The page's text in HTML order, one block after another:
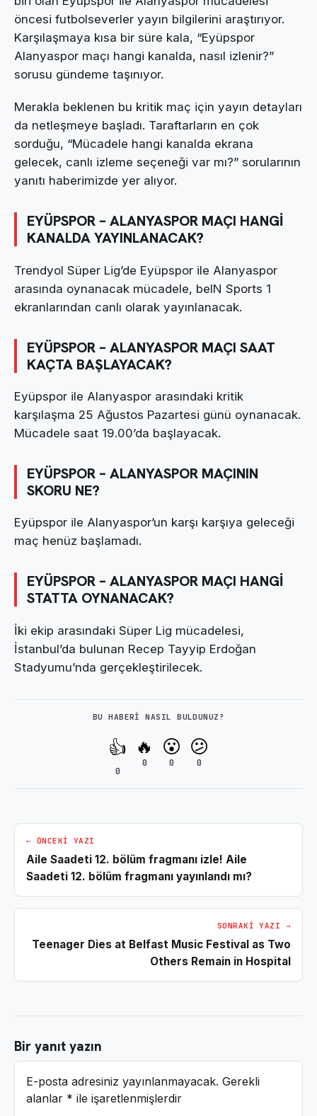
öncesi futbolseverler yayın bilgilerini araştırıyor.
Karşılaşmaya kısa bir süre kala, “Eyüpspor
Alanyaspor maçı hangi kanalda, nasıl izlenir?”
sorusu gündeme taşınıyor.
Merakla beklenen bu kritik maç için yayın detayları
da netleşmeye başladı. Taraftarların en çok
sorduğu, “Mücadele hangi kanalda ekrana
gelecek, canlı izleme seçeneği var mı?” sorularının
yanıtı haberimizde yer alıyor.
EYÜPSPOR – ALANYASPOR MAÇI HANGİ
KANALDA YAYINLANACAK?
Trendyol Süper Lig’de Eyüpspor ile Alanyaspor
arasında oynanacak mücadele, beIN Sports 1
ekranlarından canlı olarak yayınlanacak.
EYÜPSPOR – ALANYASPOR MAÇI SAAT
KAÇTA BAŞLAYACAK?
Eyüpspor ile Alanyaspor arasındaki kritik
karşılaşma 25 Ağustos Pazartesi günü oynanacak.
Mücadele saat 19.00’da başlayacak.
EYÜPSPOR – ALANYASPOR MAÇININ
SKORU NE?
Eyüpspor ile Alanyaspor’un karşı karşıya geleceği
maç henüz başlamadı.
EYÜPSPOR – ALANYASPOR MAÇI HANGİ
STATTA OYNANACAK?
İki ekip arasındaki Süper Lig mücadelesi,
İstanbul’da bulunan Recep Tayyip Erdoğan
Stadyumu’nda gerçekleştirilecek.
BU HABERI NASIL BULDUNUZ?
👍
0
🔥
0
😮
0
😕
0
← ÖNCEKI YAZI
Aile Saadeti 12. bölüm fragmanı izle! Aile
Saadeti 12. bölüm fragmanı yayınlandı mı?
SONRAKI YAZI →
Teenager Dies at Belfast Music Festival as Two
Others Remain in Hospital
Bir yanıt yazın
E-posta adresiniz yayınlanmayacak. Gerekli
alanlar * ile işaretlenmişlerdir